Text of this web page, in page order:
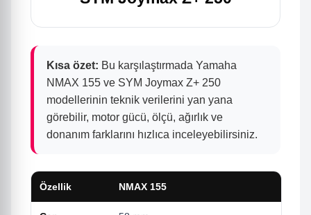
Kısa özet: Bu karşılaştırmada Yamaha
NMAX 155 ve SYM Joymax Z+ 250
modellerinin teknik verilerini yan yana
görebilir, motor gücü, ölçü, ağırlık ve
donanım farklarını hızlıca inceleyebilirsiniz.
Özellik NMAX 155